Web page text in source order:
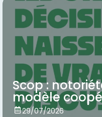
Scop :
modèle
29/07/2026
Voir